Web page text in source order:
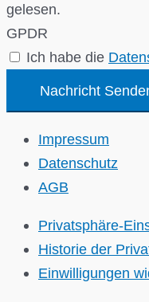
gelesen.
GPDR
Ich habe die
Nachricht
Impressum
Datenschutz
AGB
Privatsphäre-
Historie der
Einwilligungen